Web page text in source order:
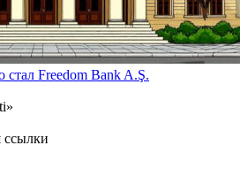
Freedom Bank A.Ş.
ссылки